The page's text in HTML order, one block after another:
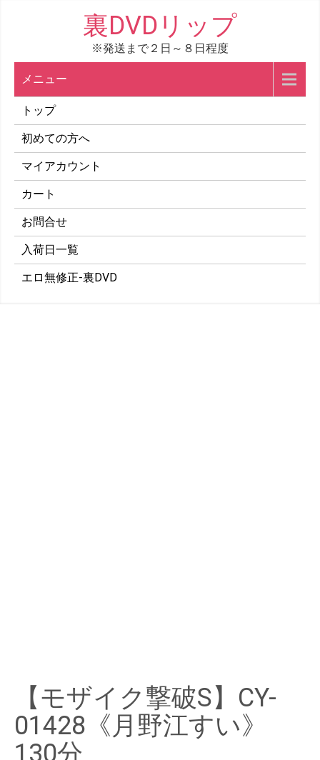
裏DVDリップ
※発送まで２日～８日程度
メニュー
トップ
初めての方へ
マイアカウント
カート
お問合せ
入荷日一覧
エロ無修正-裏DVD
【モザイク撃破S】CY-
01428《月野江すい》
130分